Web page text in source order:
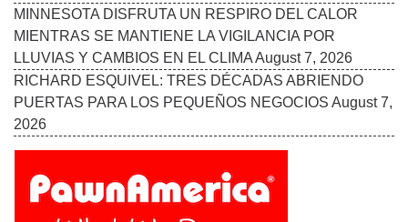
MINNESOTA DISFRUTA UN RESPIRO DEL CALOR
MIENTRAS SE MANTIENE LA VIGILANCIA POR
LLUVIAS Y CAMBIOS EN EL CLIMAAugust 7, 2026
RICHARD ESQUIVEL: TRES DÉCADAS ABRIENDO
PUERTAS PARA LOS PEQUEÑOS NEGOCIOS August 7,
2026